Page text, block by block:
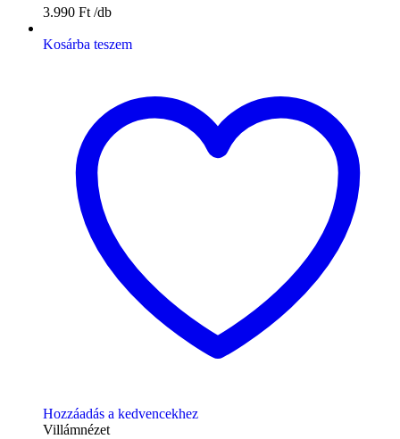
3.990 Ft
Kosárba teszem
Hozzáadás a kedvencekhez
Villámnézet